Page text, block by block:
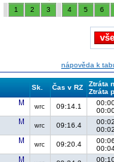
1 2 3 4 5 6
vše
nápověda k
Sk. Čas v RZ
Ztráta
Ztráta
wrc 09:14.1
wrc 09:16.4
wrc 09:20.4